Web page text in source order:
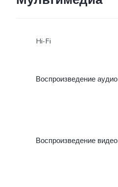
Hi-Fi
Воспроизведение аудио
Воспроизведение видео